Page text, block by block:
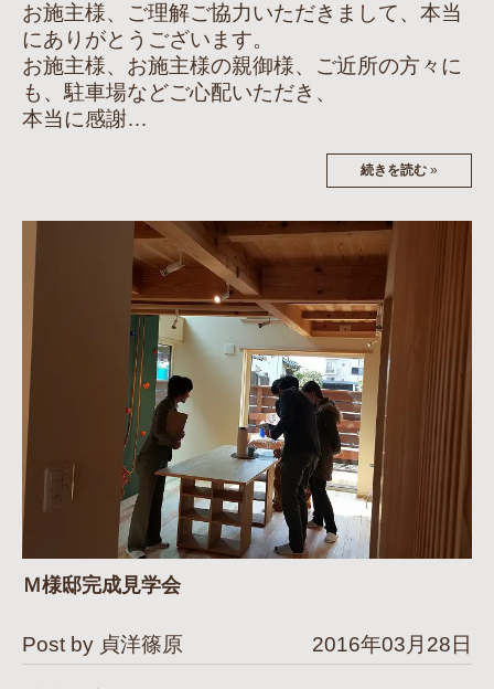
お施主様、ご理解ご協力いただきまして、本当
にありがとうございます。
お施主様、お施主様の親御様、ご近所の方々に
も、駐車場などご心配いただき、
本当に感謝…
続きを読む »
Ｍ様邸完成見学会
Post by 貞洋篠原 2016年03月28日